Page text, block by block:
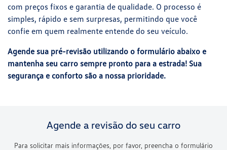
com preços fixos e garantia de qualidade. O processo é
simples, rápido e sem surpresas, permitindo que você
confie em quem realmente entende do seu veículo.
Agende sua pré-revisão utilizando o formulário abaixo e
mantenha seu carro sempre pronto para a estrada! Sua
segurança e conforto são a nossa prioridade.
Agende a revisão do seu carro
Para solicitar mais informações, por favor, preencha o formulário